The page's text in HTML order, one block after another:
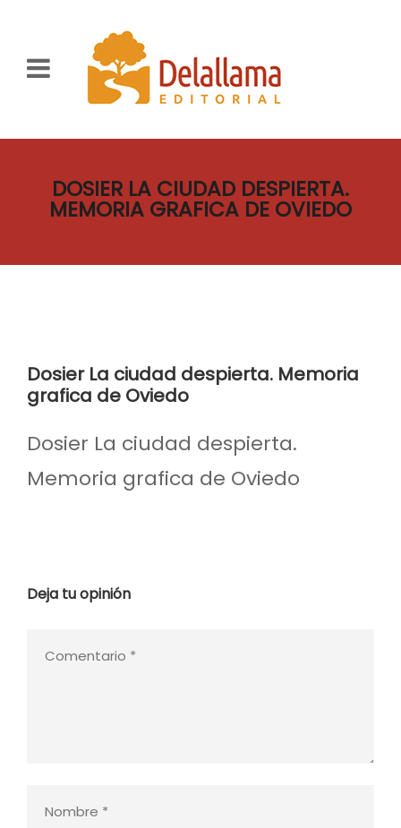
DOSIER LA CIUDAD DESPIERTA.
MEMORIA GRAFICA DE OVIEDO
Dosier La ciudad despierta. Memoria
grafica de Oviedo
Dosier La ciudad despierta.
Memoria grafica de Oviedo
Deja tu opinión